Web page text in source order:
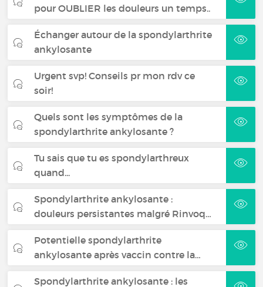
pour OUBLIER les douleurs un temps..
Échanger autour de la spondylarthrite
ankylosante
Urgent svp! Conseils pr mon rdv ce
soir!
Quels sont les symptômes de la
spondylarthrite ankylosante ?
Tu sais que tu es spondylarthreux
quand...
Spondylarthrite ankylosante :
douleurs persistantes malgré Rinvoq…
Potentielle spondylarthrite
ankylosante après vaccin contre la…
Spondylarthrite ankylosante : les